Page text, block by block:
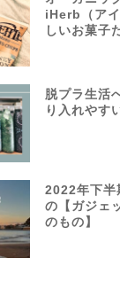
iHerb（ア
しいお菓子
脱プラ生活
り入れやす
2022年下半
の【ガジェ
のもの】